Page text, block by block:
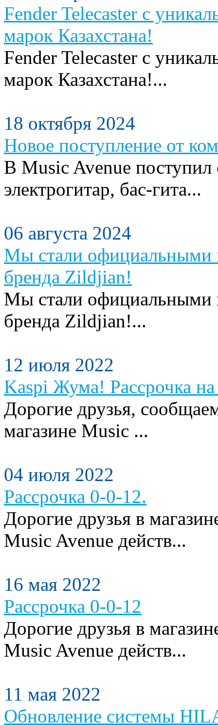
Fender Telecaster с
марок Казахстана!
Fender Telecaster с
марок Казахстана!...
18 октября 2024
Новое поступление от
В Music Avenue
электрогитар, бас-гита...
06 августа 2024
Мы стали официальными
бренда Zildjian!
Мы стали официальными
бренда Zildjian!...
12 июля 2022
Kaspi Жума! Рассрочка на
Дорогие друзья,
магазине Music ...
04 июля 2022
Рассрочка 0-0-12.
Дорогие друзья в
Music Avenue действ...
16 мая 2022
Рассрочка 0-0-12
Дорогие друзья в
Music Avenue действ...
11 мая 2022
Обновление системы